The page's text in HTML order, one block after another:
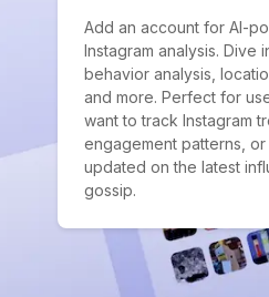
Add an account for AI-
Instagram analysis. Dive
behavior analysis,
and more. Perfect for
want to track Instagram
engagement patterns, or
updated on the latest
gossip.